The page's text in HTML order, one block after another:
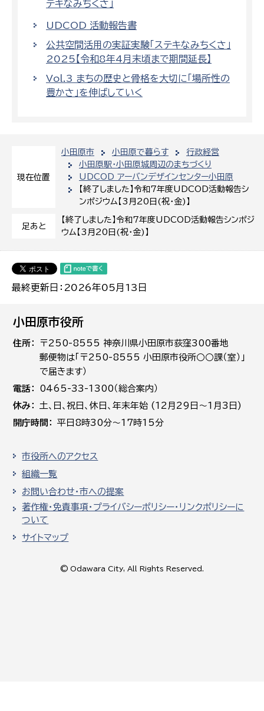
現在位置
小田原市 小田原で暮らす
行政経営
小田原駅・小田原城周辺のまちづくり
UDCOD アーバンデザインセンター小田原
【終了しました】令和7年度UDCOD活動報告シ
ンポジウム【3月20日(祝・金)】
足あと
【終了しました】令和7年度UDCOD活動報告シンポジ
ウム【3月20日(祝・金)】
最終更新日：2026年05月13日
テキなみちくさ」
UDCOD 活動報告書
公共空間活用の実証実験「ステキなみちくさ」
2025【令和8年4月末頃まで期間延長】
Vol.3 まちの歴史と骨格を大切に「場所性の
豊かさ」を伸ばしていく
小田原市役所
住所
〒250-8555 神奈川県小田原市荻窪300番地
郵便物は「〒250-8555 小田原市役所○○課（室）」
で届きます）
電話
0465-33-1300（総合案内）
休み
土､日､祝日、休日、年末年始 (12月29日～1月3日)
開庁時間
平日8時30分～17時15分
市役所へのアクセス
組織一覧
お問い合わせ・市への提案
著作権・免責事項・プライバシーポリシー・リンクポリシーに
ついて
サイトマップ
© Odawara City, All Rights Reserved.